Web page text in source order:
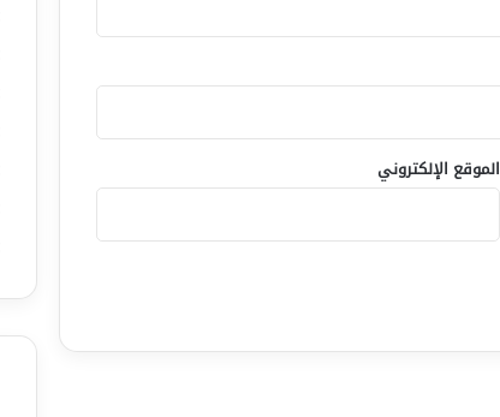
الموقع الإلكتروني